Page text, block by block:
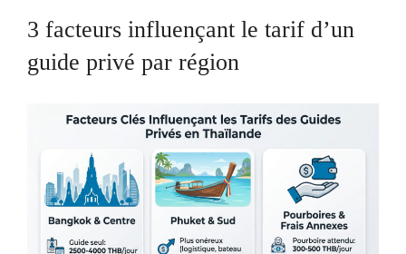
3 facteurs influençant le tarif d’un
guide privé par région